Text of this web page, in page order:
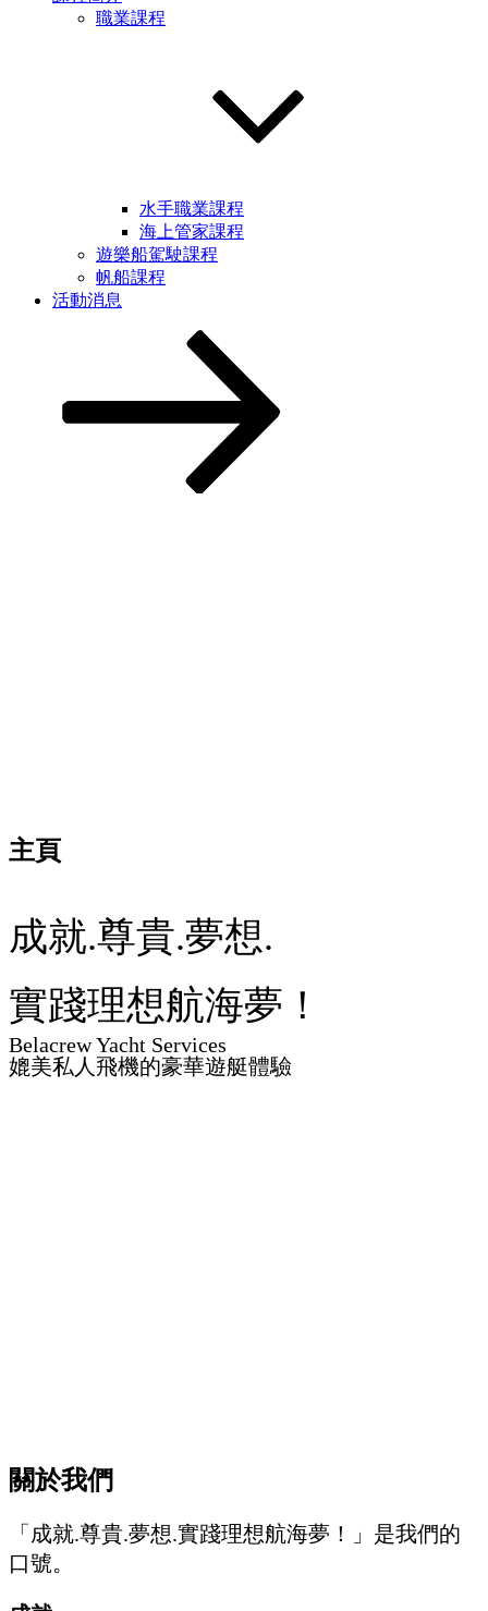
職業課程
水手職業課程
海上管家課程
遊樂船駕駛課程
帆船課程
活動消息
主頁
成就.尊貴.夢想.
實踐理想航海夢！
Belacrew Yacht Services
媲美私人飛機的豪華遊艇體驗
關於我們
「成就.尊貴.夢想.實踐理想航海夢！」是我們的
口號。